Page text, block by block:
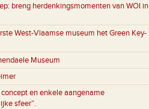
breng herdenkingsmomenten van WOI in
West-Vlaamse museum het Green Key-
Museum
en enkele aangename
sfeer”.